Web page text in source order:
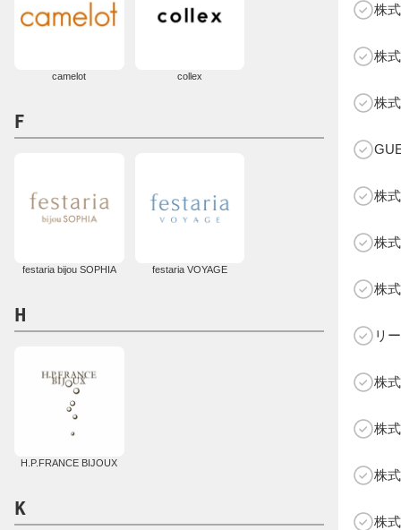
株
株
株
株
株
株
リ
株
株
株
株
camelot collex
F
festaria bijou SOPHIA festaria VOYAGE
H
H.P.FRANCE BIJOUX
K